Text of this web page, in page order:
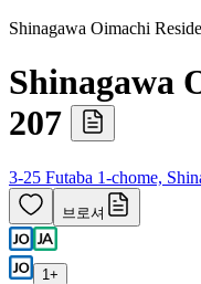
Shinagawa Oimachi
Shinagawa
207
3-25 Futaba 1-chome,
브로셔
1 +